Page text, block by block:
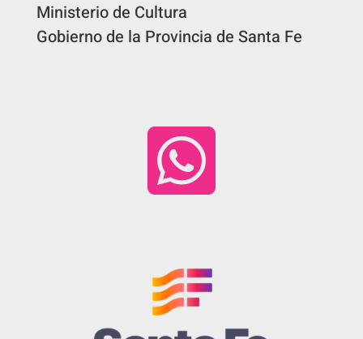
Ministerio de Cultura
Gobierno de la Provincia de Santa Fe
